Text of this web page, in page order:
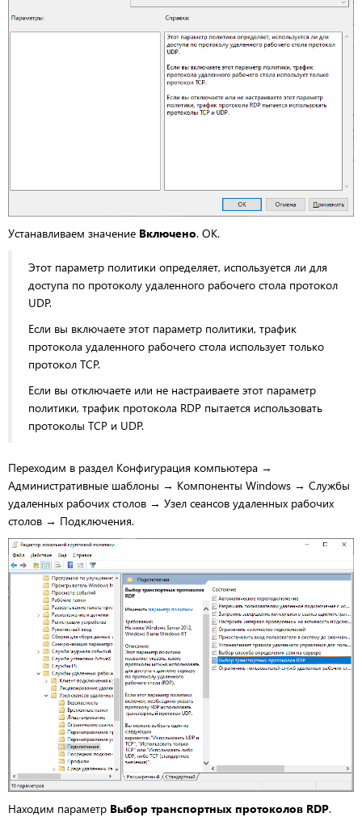
Устанавливаем значение Включено. OK.
Этот параметр политики определяет, используется ли для
доступа по протоколу удаленного рабочего стола протокол
UDP.
Если вы включаете этот параметр политики, трафик
протокола удаленного рабочего стола использует только
протокол TCP.
Если вы отключаете или не настраиваете этот параметр
политики, трафик протокола RDP пытается использовать
протоколы TCP и UDP.
Переходим в раздел Конфигурация компьютера →
Административные шаблоны → Компоненты Windows → Службы
удаленных рабочих столов → Узел сеансов удаленных рабочих
столов → Подключения.
Находим параметр Выбор транспортных протоколов RDP.